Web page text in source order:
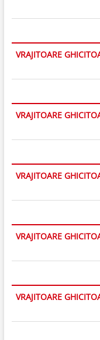
VRAJITOARE
VRAJITOARE
VRAJITOARE
VRAJITOARE
VRAJITOARE